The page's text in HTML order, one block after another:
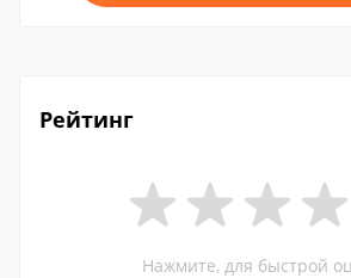
Рейтинг
Нажмите, для быстрой